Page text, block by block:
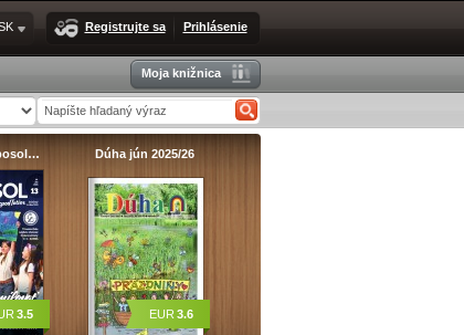
Registrujte sa Prihlásenie
Moja knižnica
3.5
Dúha jún 2025/26
EUR 3.6